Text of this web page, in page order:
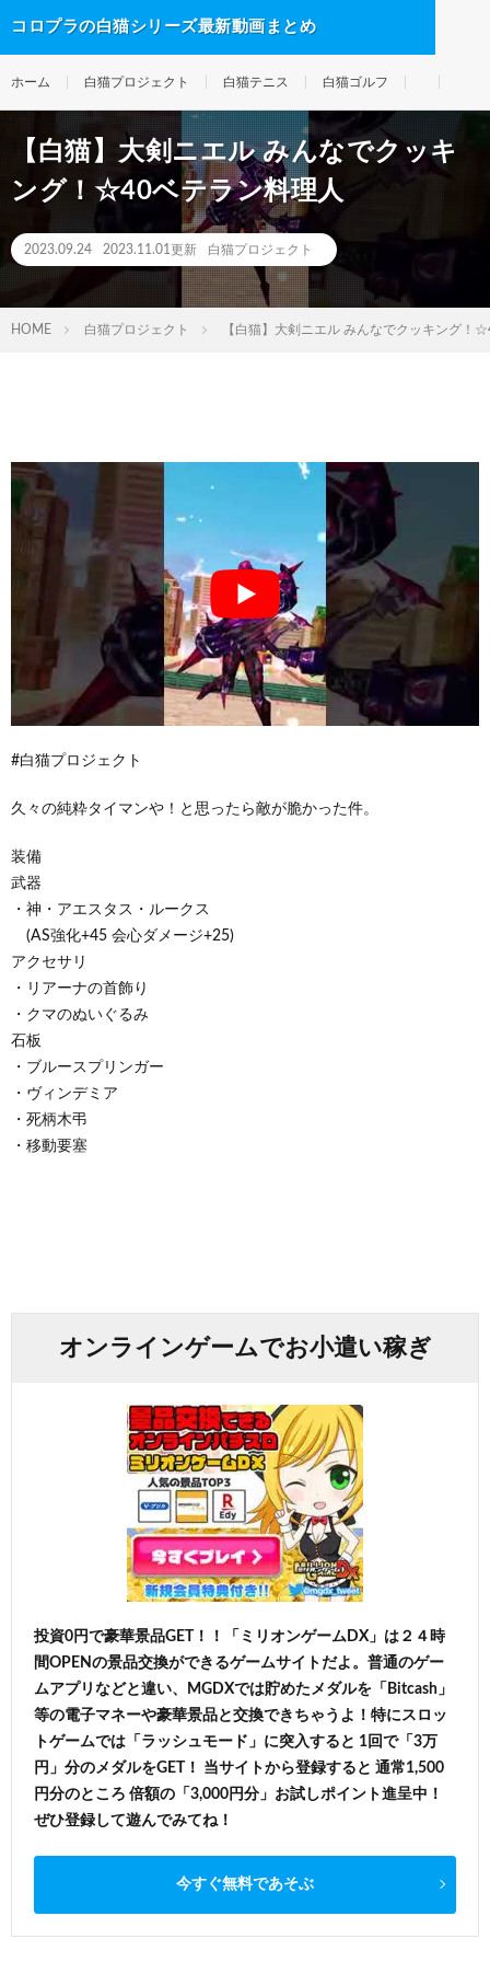
コロプラの白猫シリーズ最新動画まとめ
ホーム 白猫プロジェクト 白猫テニス 白猫ゴルフ
【白猫】大剣ニエル みんなでクッキ
ング！☆40ベテラン料理人
2023.09.24 2023.11.01更新 白猫プロジェクト
HOME 白猫プロジェクト 【白猫】大剣ニエル みんなでクッキング！
#白猫プロジェクト
久々の純粋タイマンや！と思ったら敵が脆かった件。
装備
武器
・神・アエスタス・ルークス
(AS強化+45 会心ダメージ+25)
アクセサリ
・リアーナの首飾り
・クマのぬいぐるみ
石板
・ブルースプリンガー
・ヴィンデミア
・死柄木弔
・移動要塞
オンラインゲームでお小遣い稼ぎ
投資0円で豪華景品GET！！「ミリオンゲームDX」は２４時
間OPENの景品交換ができるゲームサイトだよ。普通のゲー
ムアプリなどと違い、MGDXでは貯めたメダルを「Bitcash」
等の電子マネーや豪華景品と交換できちゃうよ！特にスロッ
トゲームでは「ラッシュモード」に突入すると 1回で「3万
円」分のメダルをGET！ 当サイトから登録すると 通常1,500
円分のところ 倍額の「3,000円分」お試しポイント進呈中！
ぜひ登録して遊んでみてね！
今すぐ無料であそぶ